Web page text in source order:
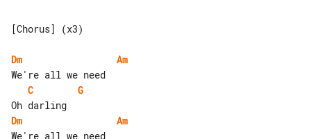
[Chorus] (x3)
Dm
Am
C
G
Dm
Am